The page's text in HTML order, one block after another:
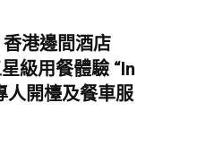
香港邊間酒店
級用餐體驗 “In
人開檯及餐車服